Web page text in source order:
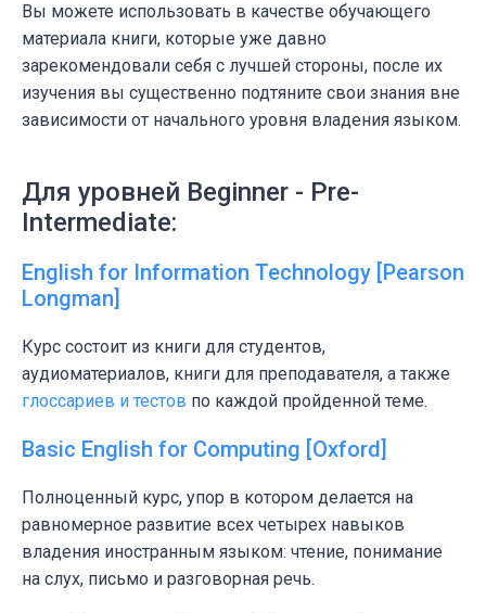
Вы можете использовать в качестве обучающего
материала книги, которые уже давно
зарекомендовали себя с лучшей стороны, после их
изучения вы существенно подтяните свои знания вне
зависимости от начального уровня владения языком.
Для уровней Beginner - Pre-
Intermediate:
English for Information Technology [Pearson
Longman]
Курс состоит из книги для студентов,
аудиоматериалов, книги для преподавателя, а также
глоссариев и тестов по каждой пройденной теме.
Basic English for Computing [Oxford]
Полноценный курс, упор в котором делается на
равномерное развитие всех четырех навыков
владения иностранным языком: чтение, понимание
на слух, письмо и разговорная речь.